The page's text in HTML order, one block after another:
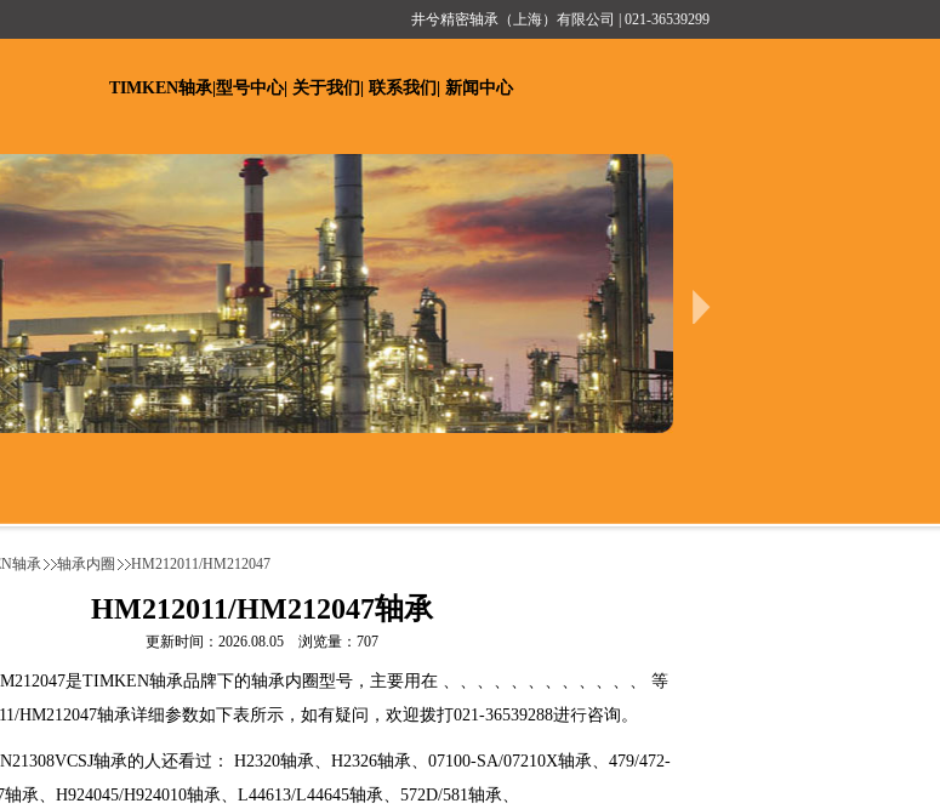
井兮精密轴承（上海）有限公司 | 021-36539299
TIMKEN轴承|型号中心| 关于我们 联系我们 新闻中心
轴承 轴承内圈 HM212011/HM212047
HM212011/HM212047轴承
更新时间：2026.08.05 浏览量：707
是TIMKEN轴承品牌下的轴承内圈型号，主要用在 、、、、、、、、、、、、 等
HM212047轴承详细参数如下表所示，如有疑问，欢迎拨打021-36539288进行咨询。
轴承的人还看过： H2320轴承、H2326轴承、07100-SA/07210X轴承、479/472-
承、H924045/H924010轴承、L44613/L44645轴承、572D/581轴承、